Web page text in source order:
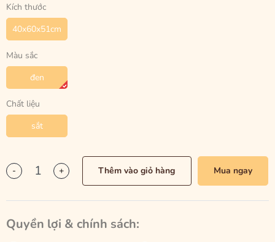
Kích thước
40x60x51cm
Màu sắc
đen
Chất liệu
sắt
- + Thêm vào giỏ hàng Mua ngay
Quyền lợi & chính sách: